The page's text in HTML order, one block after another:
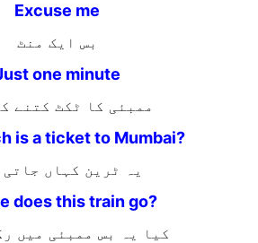
Excuse me
بس ایک منٹ
one minute
ممبئی کا ٹکٹ کتنے
is a ticket to Mumbai?
یہ ٹرین کہاں جاتی
does this train go?
کیا یہ بس ممبئی میں